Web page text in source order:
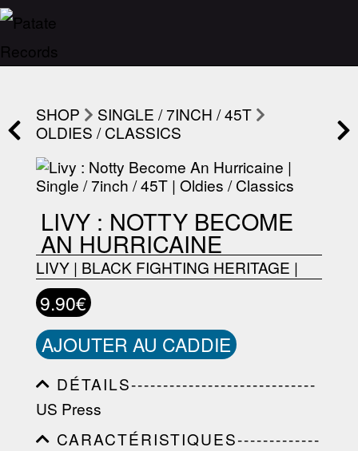
SHOP
SINGLE / 7INCH / 45T
OLDIES / CLASSICS
LIVY : NOTTY BECOME
AN HURRICAINE
LIVY| BLACK FIGHTING HERITAGE |
9.90€
AJOUTER AU CADDIE
DÉTAILS-----------------------------
-----------------------------------------
-----------------------------------------
-----------------------------------------
-----------------------------------------
US Press
CARACTÉRISTIQUES-------------